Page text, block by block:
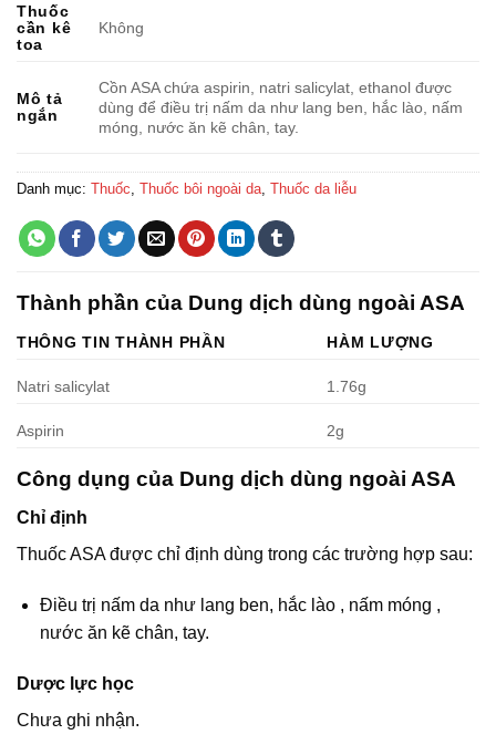
Thuốc
cần kê
toa
Không
Mô tả
ngắn
Cồn ASA chứa aspirin, natri salicylat, ethanol được
dùng để điều trị nấm da như lang ben, hắc lào, nấm
móng, nước ăn kẽ chân, tay.
Danh mục: Thuốc Thuốc bôi ngoài da Thuốc da liễu
Thành phần của Dung dịch dùng ngoài ASA
THÔNG TIN THÀNH PHẦN HÀM LƯỢNG
Natri salicylat 1.76g
Aspirin 2g
Công dụng của Dung dịch dùng ngoài ASA
Chỉ định
Thuốc ASA được chỉ định dùng trong các trường hợp sau:
Ðiều trị nấm da như lang ben, hắc lào , nấm móng ,
nước ăn kẽ chân, tay.
Dược lực học
Chưa ghi nhận.